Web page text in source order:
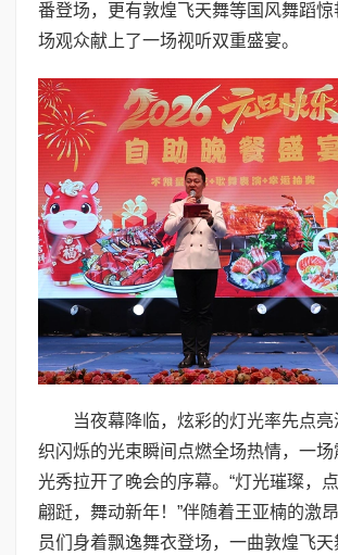
番登场，更有敦煌飞天舞等国风舞蹈
场观众献上了一场视听双重盛宴。
当夜幕降临，炫彩的灯光率先点
织闪烁的光束瞬间点燃全场热情，一
光秀拉开了晚会的序幕。“灯光璀璨，
翩跹，舞动新年！”伴随着王亚楠的激
员们身着飘逸舞衣登场，一曲敦煌飞天